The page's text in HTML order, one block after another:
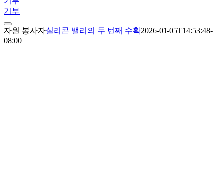
기부
자원 봉사자실리콘 밸리의 두 번째 수확2026-01-05T14:53:48-
08:00